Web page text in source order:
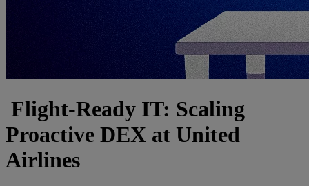
Flight-Ready IT: Scaling
Proactive DEX at United
Airlines